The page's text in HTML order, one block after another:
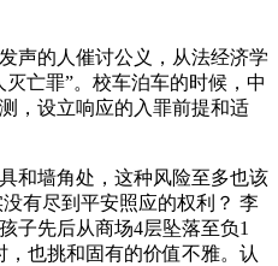
的人催讨公义，从法经济学
亡罪”。校车泊车的时候，中
，设立响应的入罪前提和适
墙角处，这种风险至多也该
有尽到平安照应的权利？ 李
子先后从商场4层坠落至负1
也挑和固有的价值不雅。认